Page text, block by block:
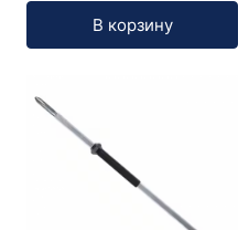
В корзину